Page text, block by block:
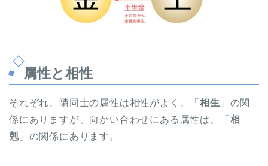
属性と相性
それぞれ、隣同士の属性は相性がよく、「相生 」の関
係にありますが、向かい合わせにある属性は、「 相
剋」の関係にあります。